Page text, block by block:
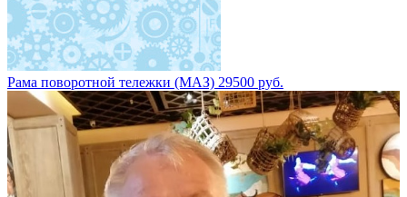
Рама поворотной тележки (МАЗ) 29500 руб.